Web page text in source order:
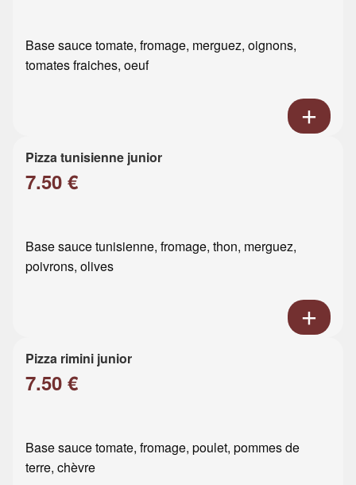
Base sauce tomate, fromage, merguez, oignons,
tomates fraiches, oeuf
Pizza tunisienne junior
7.50 €
Base sauce tunisienne, fromage, thon, merguez,
poivrons, olives
Pizza rimini junior
7.50 €
Base sauce tomate, fromage, poulet, pommes de
terre, chèvre